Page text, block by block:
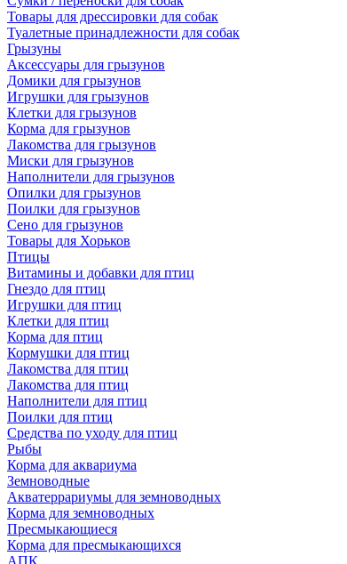
Товары для дрессировки для собак
Туалетные принадлежности для собак
Грызуны
Аксессуары для грызунов
Домики для грызунов
Игрушки для грызунов
Клетки для грызунов
Корма для грызунов
Лакомства для грызунов
Миски для грызунов
Наполнители для грызунов
Опилки для грызунов
Поилки для грызунов
Сено для грызунов
Товары для Хорьков
Птицы
Витамины и добавки для птиц
Гнездо для птиц
Игрушки для птиц
Клетки для птиц
Корма для птиц
Кормушки для птиц
Лакомства для птиц
Лакомства для птиц
Наполнители для птиц
Поилки для птиц
Средства по уходу для птиц
Рыбы
Корма для аквариума
Земноводные
Акватеррариумы для земноводных
Корма для земноводных
Пресмыкающиеся
Корма для пресмыкающихся
АПК